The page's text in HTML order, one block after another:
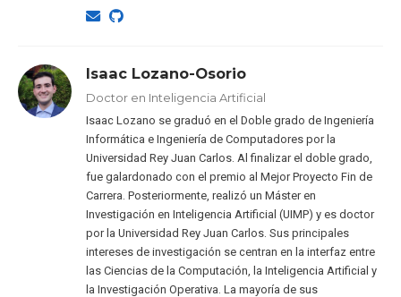
Isaac Lozano-Osorio
Doctor en Inteligencia Artificial
Isaac Lozano se graduó en el Doble grado de Ingeniería
Informática e Ingeniería de Computadores por la
Universidad Rey Juan Carlos. Al finalizar el doble grado,
fue galardonado con el premio al Mejor Proyecto Fin de
Carrera. Posteriormente, realizó un Máster en
Investigación en Inteligencia Artificial (UIMP) y es doctor
por la Universidad Rey Juan Carlos. Sus principales
intereses de investigación se centran en la interfaz entre
las Ciencias de la Computación, la Inteligencia Artificial y
la Investigación Operativa. La mayoría de sus